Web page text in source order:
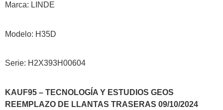
Marca: LINDE
Modelo: H35D
Serie: H2X393H00604
KAUF95 – TECNOLOGÍA Y ESTUDIOS GEOS
REEMPLAZO DE LLANTAS TRASERAS 09/10/2024